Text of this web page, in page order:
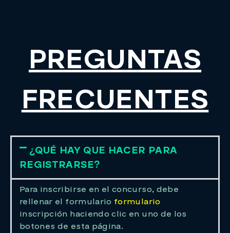
PREGUNTAS
FRECUENTES
¿QUÉ HAY QUE HACER PARA
REGISTRARSE?
Para inscribirse en el concurso, debe
rellenar el formulario formulario
inscripción haciendo clic en uno de los
botones de esta página.